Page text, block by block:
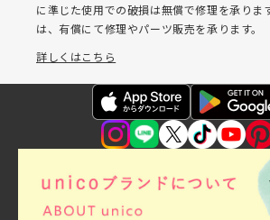
に準じた使用での破損は無償で修理を承りま
は、有償にて修理やパーツ販売を承ります。
詳しくはこちら